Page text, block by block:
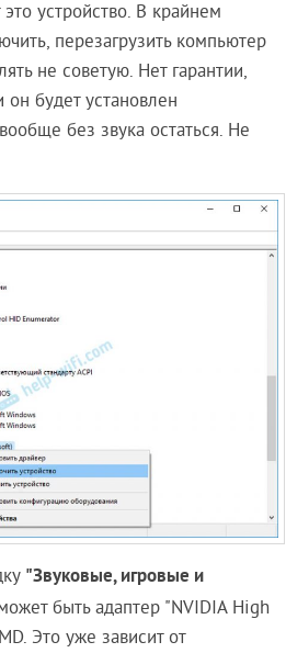
устройство. В крайнем
перезагрузить компьютер
не советую. Нет гарантии,
он будет установлен
без звука остаться. Не
"Звуковые, игровые и
быть адаптер "NVIDIA High
Это уже зависит от